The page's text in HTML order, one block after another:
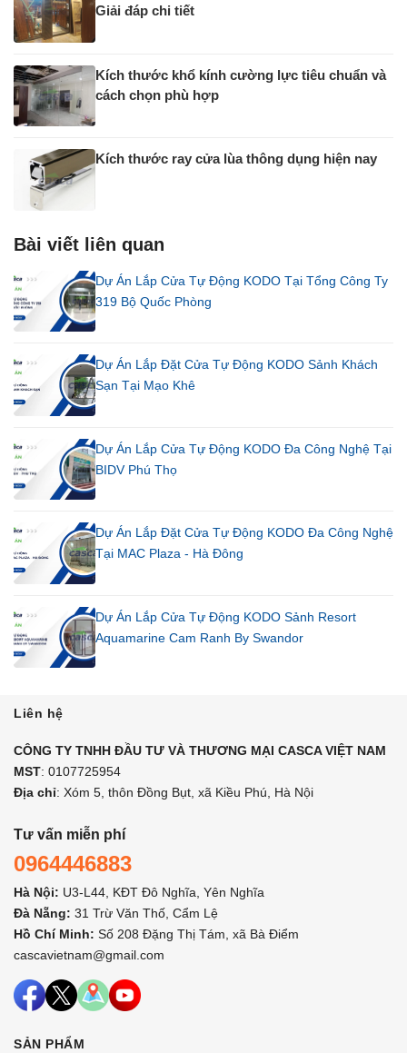
Giải đáp chi tiết
Kích thước khổ kính cường lực tiêu chuẩn và
cách chọn phù hợp
Kích thước ray cửa lùa thông dụng hiện nay
Bài viết liên quan
Dự Án Lắp Cửa Tự Động KODO Tại Tổng Công Ty
319 Bộ Quốc Phòng
Dự Án Lắp Đặt Cửa Tự Động KODO Sảnh Khách
Sạn Tại Mạo Khê
Dự Án Lắp Cửa Tự Động KODO Đa Công Nghệ Tại
BIDV Phú Thọ
Dự Án Lắp Đặt Cửa Tự Động KODO Đa Công Nghệ
Tại MAC Plaza - Hà Đông
Dự Án Lắp Cửa Tự Động KODO Sảnh Resort
Aquamarine Cam Ranh By Swandor
Liên hệ
CÔNG TY TNHH ĐẦU TƯ VÀ THƯƠNG MẠI CASCA VIỆT NAM
MST: 0107725954
Địa chỉ: Xóm 5, thôn Đồng Bụt, xã Kiều Phú, Hà Nội
Tư vấn miễn phí
0964446883
Hà Nội: U3-L44, KĐT Đô Nghĩa, Yên Nghĩa
Đà Nẵng: 31 Trừ Văn Thố, Cẩm Lệ
Hồ Chí Minh: Số 208 Đặng Thị Tám, xã Bà Điểm
cascavietnam@gmail.com
SẢN PHẨM